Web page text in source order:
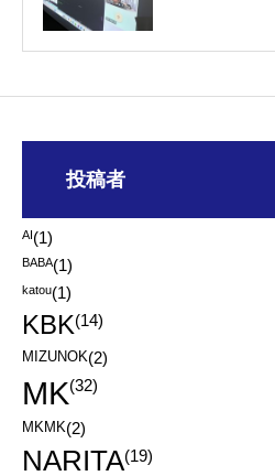
投稿者
AI(1)
BABA(1)
katou(1)
KBK(14)
MIZUNOK(2)
MK(32)
MKMK(2)
NARITA(19)